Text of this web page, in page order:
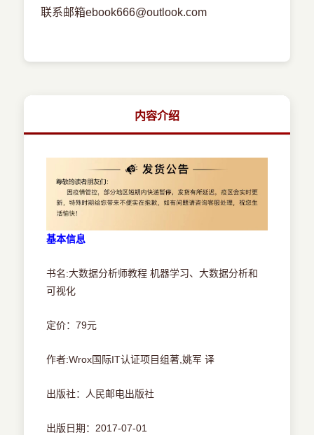
联系邮箱ebook666@outlook.com
内容介绍
基本信息
书名:大数据分析师教程 机器学习、大数据分析和
可视化
定价：79元
作者:Wrox国际IT认证项目组著,姚军 译
出版社：人民邮电出版社
出版日期：2017-07-01